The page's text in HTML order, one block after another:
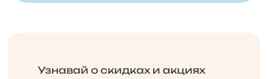
Узнавай о скидках и акциях